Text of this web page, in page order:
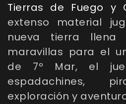
Tierras de Fuego y
extenso material
nueva tierra
maravillas para el
de 7º Mar, el
espadachines,
exploración y